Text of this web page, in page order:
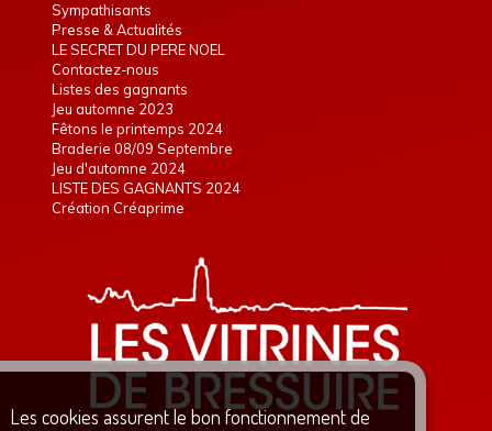
Les cookies assurent le bon fonctionnement de
Sympathisants
Presse & Actualités
LE SECRET DU PERE NOEL
Contactez-nous
Listes des gagnants
Jeu automne 2023
Fêtons le printemps 2024
Braderie 08/09 Septembre
Jeu d'automne 2024
LISTE DES GAGNANTS 2024
Création Créaprime